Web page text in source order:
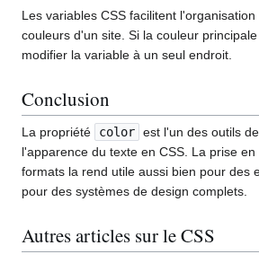
Les variables CSS facilitent
couleurs d'un site. Si la couleur
modifier la variable à un seul endroit.
Conclusion
La propriété color est l'un des outils
l'apparence du texte en CSS. La prise
formats la rend utile aussi bien pour des
pour des systèmes de design complets.
Autres articles sur le CSS